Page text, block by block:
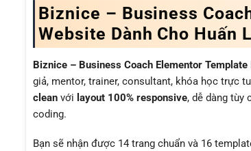
Biznice – Business
Website Dành Cho Huấn
Biznice – Business Coach Elementor Template
giả, mentor, trainer, consultant, khóa học trực
clean với layout 100% responsive, dễ dàng tùy
coding.
Bạn sẽ nhận được 14 trang chuẩn và 16